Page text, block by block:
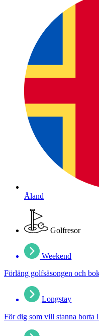
Åland
Golfresor
Weekend
Förläng golfsäsongen och
Longstay
För dig som vill stanna borta